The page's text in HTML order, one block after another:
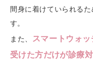
間身に着けていられる
す。
また、
スマートウォ
受けた方だけが診療